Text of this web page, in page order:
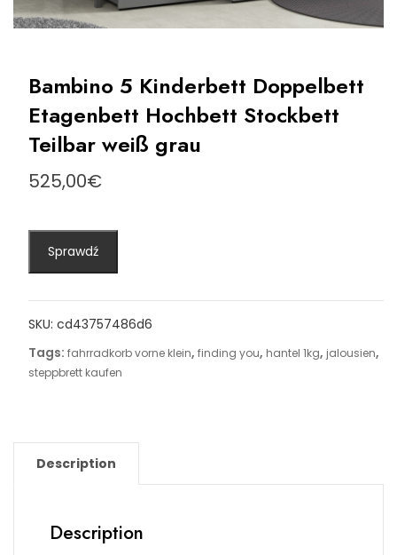
Bambino 5 Kinderbett Doppelbett
Etagenbett Hochbett Stockbett
Teilbar weiß grau
525,00€
Sprawdź
SKU: cd43757486d6
Tags: fahrradkorb vorne klein, finding you, hantel 1kg, jalousien,
steppbrett kaufen
Description
Description